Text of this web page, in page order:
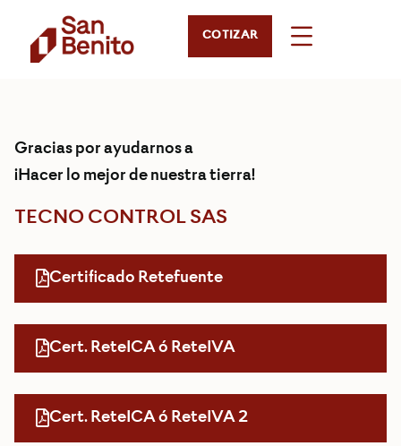
COTIZAR
Gracias por ayudarnos a
¡Hacer lo mejor de nuestra tierra!
TECNO CONTROL SAS
Certificado Retefuente
Cert. ReteICA ó ReteIVA
Cert. ReteICA ó ReteIVA 2